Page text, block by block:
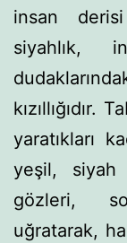
insan
siyahlık,
kızıllığıdır.
yaratıkları
yeşil,
gözleri,
uğratarak,